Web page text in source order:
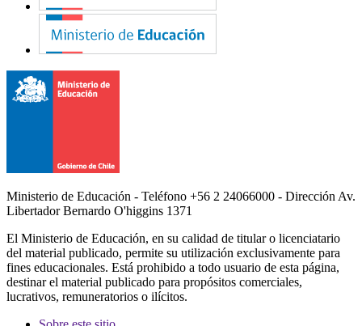
Ministerio de Educación - Teléfono +56 2 24066000 - Dirección Av.
Libertador Bernardo O'higgins 1371
El Ministerio de Educación, en su calidad de titular o licenciatario
del material publicado, permite su utilización exclusivamente para
fines educacionales. Está prohibido a todo usuario de esta página,
destinar el material publicado para propósitos comerciales,
lucrativos, remuneratorios o ilícitos.